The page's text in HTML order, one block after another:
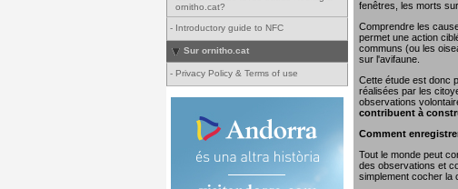
ornitho.cat?
- Introductory guide to NFC
Sur ornitho.cat
- Privacy Policy & Terms of use
fenêtres, les morts
Comprendre les
permet une action
communs (ou les
sur l'avifaune.
Cette étude est donc
réalisées par les
observations
contribuent à
Comment
Tout le monde peut
des observations et
simplement cocher la